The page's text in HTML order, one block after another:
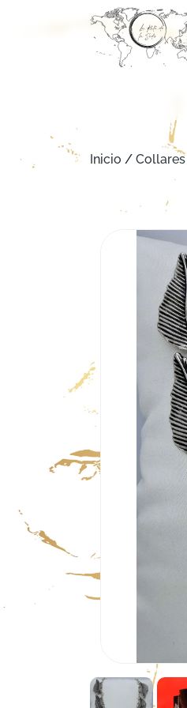
Inicio / Collares